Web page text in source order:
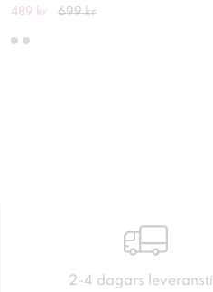
489 kr 699 kr
2-4 dagars